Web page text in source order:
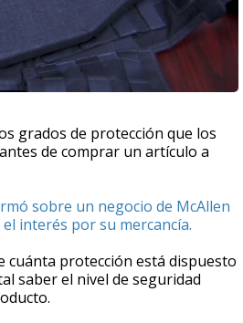
grados de protección que los
de comprar un artículo a
sobre un negocio de McAllen
interés por su mercancía.
cuánta protección está dispuesto
saber el nivel de seguridad